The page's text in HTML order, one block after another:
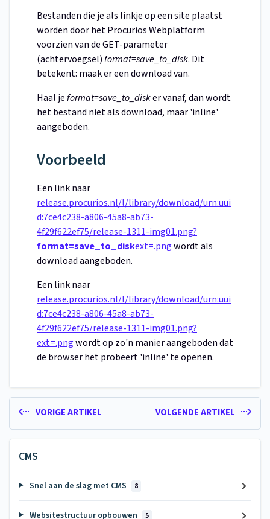
Bestanden die je als linkje op een site plaatst
worden door het Procurios Webplatform
voorzien van de GET-parameter
(achtervoegsel)format=save_to_disk. Dit
betekent: maak er een download van.
Haal jeformat=save_to_disker vanaf, dan wordt
het bestand niet als download, maar 'inline'
aangeboden.
Voorbeeld
Een link naar
release.procurios.nl/l/library/download/urn:uui
d:7ce4c238-a806-45a8-ab73-
4f29f622ef75/release-1311-img01.png?
format=save_to_diskext=.pngwordt als
download aangeboden.
Een link naar
release.procurios.nl/l/library/download/urn:uui
d:7ce4c238-a806-45a8-ab73-
4f29f622ef75/release-1311-img01.png?
ext=.pngwordt op zo'n manier aangeboden dat
de browser het probeert 'inline' te openen.
VORIGE ARTIKEL VOLGENDE ARTIKEL
CMS
Snel aan de slag met CMS 8
Websitestructuur opbouwen 5